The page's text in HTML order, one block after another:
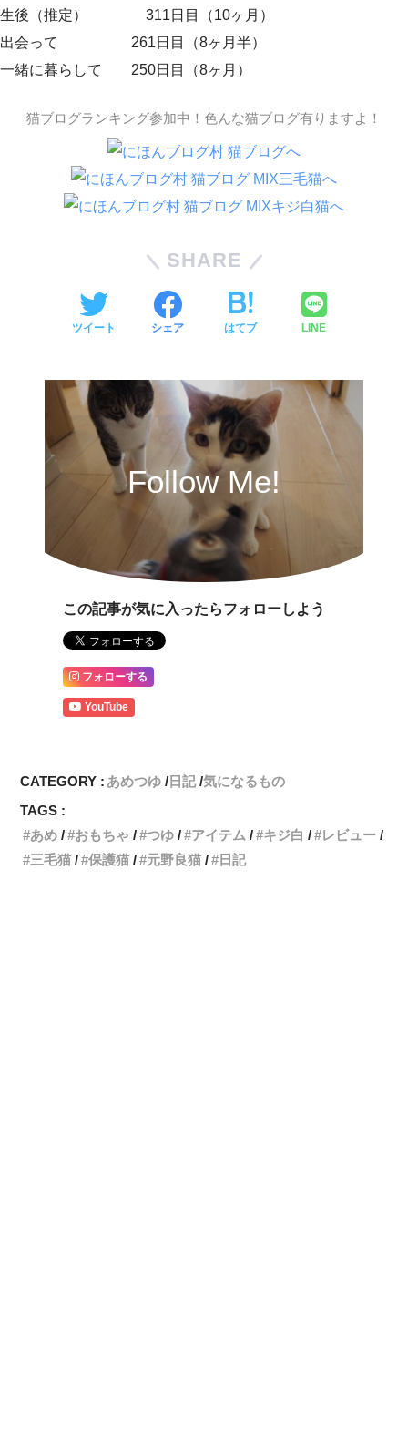
生後（推定） 311日目（10ヶ月）
出会って 261日目（8ヶ月半）
一緒に暮らして 250日目（8ヶ月）
猫ブログランキング参加中！色んな猫ブログ有りますよ！
SHARE
ツイート シェア はてブ LINE
Follow Me!
この記事が気に入ったらフォローしよう
フォローする
YouTube
CATEGORY : あめつゆ 日記 気になるもの
TAGS :
あめ
おもちゃ つゆ アイテム キジ白
レビュー
三毛猫
保護猫 元野良猫 日記